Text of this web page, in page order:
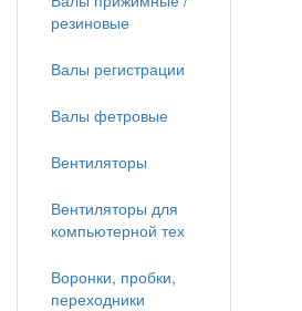
резиновые
Валы регистрации
Валы фетровые
Вентиляторы
Вентиляторы для
компьютерной тех
Воронки, пробки,
переходники